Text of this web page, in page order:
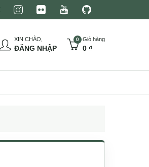
XIN CHÀO,
ĐĂNG NHẬP
0 Giỏ hàng
0 ₫